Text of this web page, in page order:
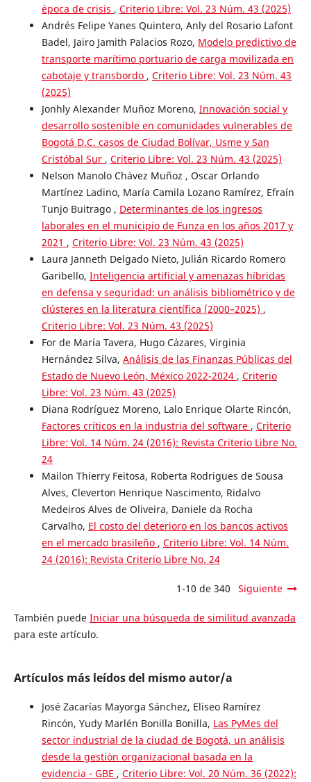
época de crisis , Criterio Libre: Vol. 23 Núm. 43 (2025)
Andrés Felipe Yanes Quintero, Anly del Rosario Lafont
Badel, Jairo Jamith Palacios Rozo, Modelo predictivo de
transporte marítimo portuario de carga movilizada en
cabotaje y transbordo , Criterio Libre: Vol. 23 Núm. 43
(2025)
Jonhly Alexander Muñoz Moreno, Innovación social y
desarrollo sostenible en comunidades vulnerables de
Bogotá D.C. casos de Ciudad Bolívar, Usme y San
Cristóbal Sur , Criterio Libre: Vol. 23 Núm. 43 (2025)
Nelson Manolo Chávez Muñoz , Oscar Orlando
Martínez Ladino, María Camila Lozano Ramírez, Efraín
Tunjo Buitrago , Determinantes de los ingresos
laborales en el municipio de Funza en los años 2017 y
2021 , Criterio Libre: Vol. 23 Núm. 43 (2025)
Laura Janneth Delgado Nieto, Julián Ricardo Romero
Garibello, Inteligencia artificial y amenazas híbridas
en defensa y seguridad: un análisis bibliométrico y de
clústeres en la literatura científica (2000–2025) ,
Criterio Libre: Vol. 23 Núm. 43 (2025)
For de María Tavera, Hugo Cázares, Virginia
Hernández Silva, Análisis de las Finanzas Públicas del
Estado de Nuevo León, México 2022-2024 , Criterio
Libre: Vol. 23 Núm. 43 (2025)
Diana Rodríguez Moreno, Lalo Enrique Olarte Rincón,
Factores críticos en la industria del software , Criterio
Libre: Vol. 14 Núm. 24 (2016): Revista Criterio Libre No.
24
Mailon Thierry Feitosa, Roberta Rodrigues de Sousa
Alves, Cleverton Henrique Nascimento, Ridalvo
Medeiros Alves de Oliveira, Daniele da Rocha
Carvalho, El costo del deterioro en los bancos activos
en el mercado brasileño , Criterio Libre: Vol. 14 Núm.
24 (2016): Revista Criterio Libre No. 24
1-10 de 340 Siguiente
También puede Iniciar una búsqueda de similitud avanzada
para este artículo.
Artículos más leídos del mismo autor/a
José Zacarías Mayorga Sánchez, Eliseo Ramírez
Rincón, Yudy Marlén Bonilla Bonilla, Las PyMes del
sector industrial de la ciudad de Bogotá, un análisis
desde la gestión organizacional basada en la
evidencia - GBE , Criterio Libre: Vol. 20 Núm. 36 (2022):